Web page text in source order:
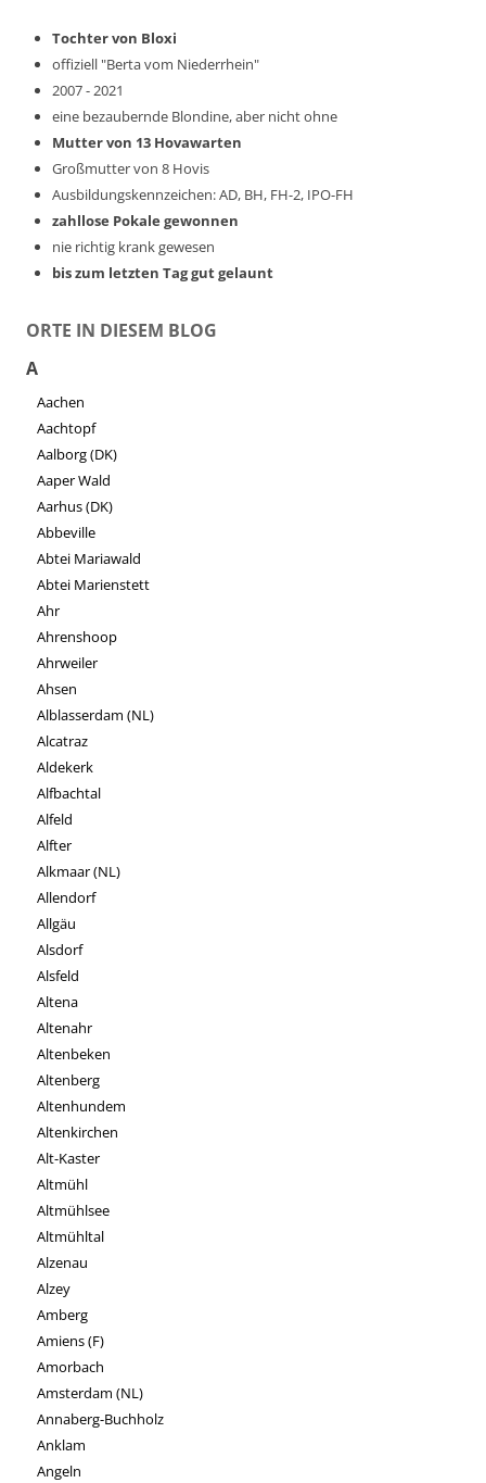
Tochter von Bloxi
offiziell "Berta vom Niederrhein"
2007 - 2021
eine bezaubernde Blondine, aber nicht ohne
Mutter von 13 Hovawarten
Großmutter von 8 Hovis
Ausbildungskennzeichen: AD, BH, FH-2, IPO-FH
zahllose Pokale gewonnen
nie richtig krank gewesen
bis zum letzten Tag gut gelaunt
ORTE IN DIESEM BLOG
A
Aachen
Aachtopf
Aalborg (DK)
Aaper Wald
Aarhus (DK)
Abbeville
Abtei Mariawald
Abtei Marienstett
Ahr
Ahrenshoop
Ahrweiler
Ahsen
Alblasserdam (NL)
Alcatraz
Aldekerk
Alfbachtal
Alfeld
Alfter
Alkmaar (NL)
Allendorf
Allgäu
Alsdorf
Alsfeld
Altena
Altenahr
Altenbeken
Altenberg
Altenhundem
Altenkirchen
Alt-Kaster
Altmühl
Altmühlsee
Altmühltal
Alzenau
Alzey
Amberg
Amiens (F)
Amorbach
Amsterdam (NL)
Annaberg-Buchholz
Anklam
Angeln